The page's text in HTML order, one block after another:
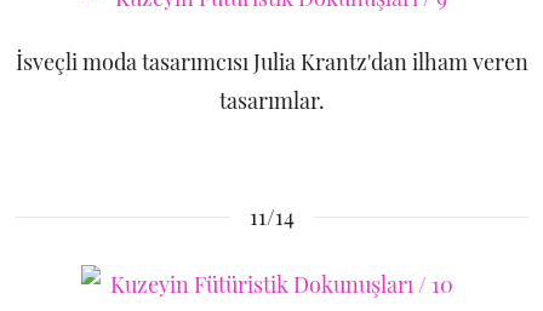
İsveçli moda tasarımcısı Julia Krantz'dan ilham veren
tasarımlar.
11/14